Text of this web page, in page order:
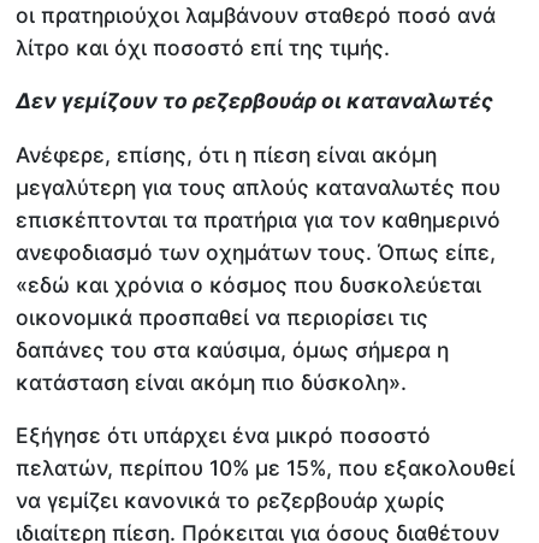
οι πρατηριούχοι λαμβάνουν σταθερό ποσό ανά
λίτρο και όχι ποσοστό επί της τιμής.
Δεν γεμίζουν το ρεζερβουάρ οι καταναλωτές
Ανέφερε, επίσης, ότι η πίεση είναι ακόμη
μεγαλύτερη για τους απλούς καταναλωτές που
επισκέπτονται τα πρατήρια για τον καθημερινό
ανεφοδιασμό των οχημάτων τους. Όπως είπε,
«εδώ και χρόνια ο κόσμος που δυσκολεύεται
οικονομικά προσπαθεί να περιορίσει τις
δαπάνες του στα καύσιμα, όμως σήμερα η
κατάσταση είναι ακόμη πιο δύσκολη».
Εξήγησε ότι υπάρχει ένα μικρό ποσοστό
πελατών, περίπου 10% με 15%, που εξακολουθεί
να γεμίζει κανονικά το ρεζερβουάρ χωρίς
ιδιαίτερη πίεση. Πρόκειται για όσους διαθέτουν